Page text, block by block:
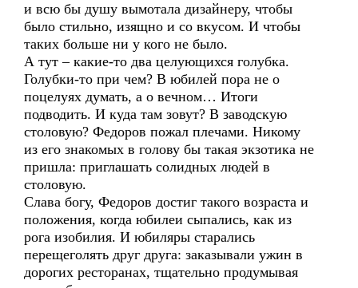
и всю бы душу вымотала дизайнеру, чтобы
было стильно, изящно и со вкусом. И чтобы
таких больше ни у кого не было.
А тут – какие-то два целующихся голубка.
Голубки-то при чем? В юбилей пора не о
поцелуях думать, а о вечном… Итоги
подводить. И куда там зовут? В заводскую
столовую? Федоров пожал плечами. Никому
из его знакомых в голову бы такая экзотика не
пришла: приглашать солидных людей в
столовую.
Слава богу, Федоров достиг такого возраста и
положения, когда юбилеи сыпались, как из
рога изобилия. И юбиляры старались
перещеголять друг друга: заказывали ужин в
дорогих ресторанах, тщательно продумывая